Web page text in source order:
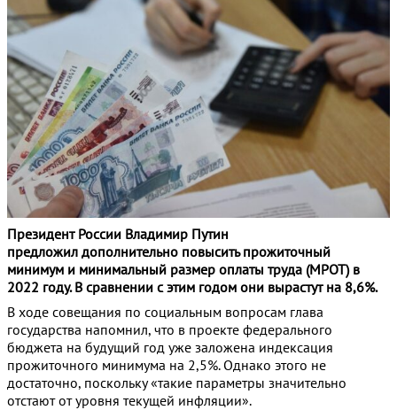
Президент России Владимир Путин
предложил дополнительно повысить прожиточный
минимум и минимальный размер оплаты труда (МРОТ) в
2022 году. В сравнении с этим годом они вырастут на 8,6%.
В ходе совещания по социальным вопросам глава
государства напомнил, что в проекте федерального
бюджета на будущий год уже заложена индексация
прожиточного минимума на 2,5%. Однако этого не
достаточно, поскольку «такие параметры значительно
отстают от уровня текущей инфляции».